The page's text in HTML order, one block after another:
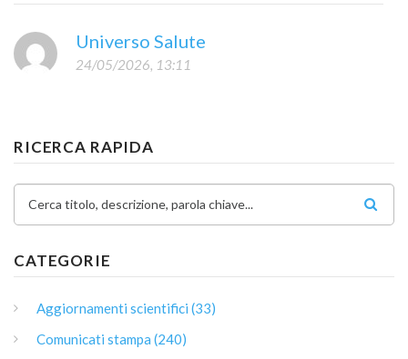
Universo Salute
24/05/2026, 13:11
RICERCA RAPIDA
Cerca titolo, descrizione, parola chiave...
CATEGORIE
Aggiornamenti scientifici (33)
Comunicati stampa (240)